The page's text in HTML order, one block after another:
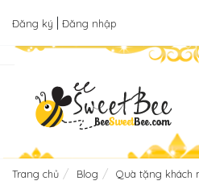
Đăng ký Đăng nhập
Trang chủ Blog Quà tặng khách